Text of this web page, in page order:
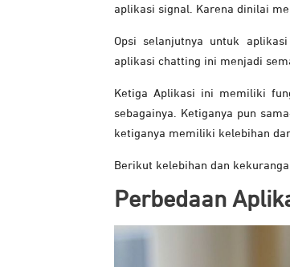
aplikasi signal. Karena dinilai
Opsi selanjutnya untuk
aplikasi chatting ini menjadi
Ketiga Aplikasi ini memiliki
sebagainya. Ketiganya pun
ketiganya memiliki kelebihan
Berikut kelebihan dan
Perbedaan